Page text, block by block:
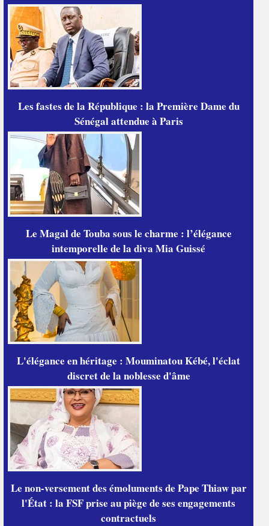
Les fastes de la République : la Première Dame du
Sénégal attendue à Paris
Le Magal de Touba sous le charme : l’élégance
intemporelle de la diva Mia Guissé
L'élégance en héritage : Mouminatou Kébé, l'éclat
discret de la noblesse d'âme
Le non-versement des émoluments de Pape Thiaw par
l'État : la FSF prise au piège de ses engagements
contractuels